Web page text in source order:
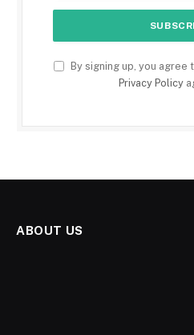
By signing up, you
Privacy Policy
ABOUT US